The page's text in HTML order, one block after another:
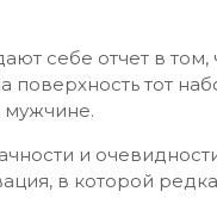
себе отчет в том,
поверхность тот
мужчине.
и
в которой